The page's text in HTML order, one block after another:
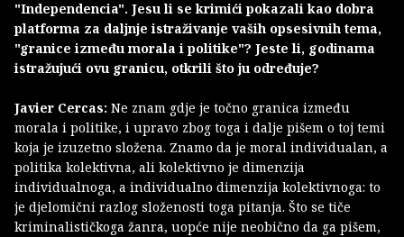
"Independencia". Jesu li se krimići pokazali kao dobra
platforma za daljnje istraživanje vaših opsesivnih tema,
"granice između morala i politike"? Jeste li, godinama
istražujući ovu granicu, otkrili što ju određuje?
Javier Cercas: Ne znam gdje je točno granica između
morala i politike, i upravo zbog toga i dalje pišem o toj temi
koja je izuzetno složena. Znamo da je moral individualan, a
politika kolektivna, ali kolektivno je dimenzija
individualnoga, a individualno dimenzija kolektivnoga: to
je djelomični razlog složenosti toga pitanja. Što se tiče
kriminalističkoga žanra, uopće nije neobično da ga pišem,